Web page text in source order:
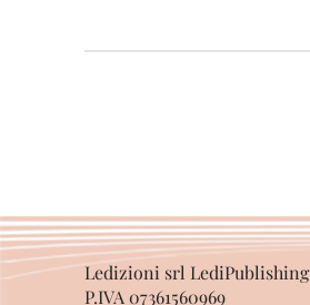
Ledizioni srl LediPublishing
P.IVA 07361560969